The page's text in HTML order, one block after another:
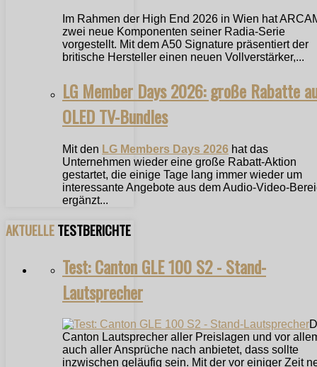
Im Rahmen der High End 2026 in Wien hat
zwei neue Komponenten seiner Radia-Serie
vorgestellt. Mit dem A50 Signature präsentiert der
britische Hersteller einen neuen Vollverstärker,...
LG Member Days 2026: große Rabatte
OLED TV-Bundles
Mit den LG Members Days 2026 hat das
Unternehmen wieder eine große Rabatt-Aktion
gestartet, die einige Tage lang immer wieder um
interessante Angebote aus dem Audio-Video-
ergänzt...
AKTUELLETESTBERICHTE
Test: Canton GLE 100 S2 - Stand-
Lautsprecher
Canton Lautsprecher aller Preislagen und vor
auch aller Ansprüche nach anbietet, dass sollte
inzwischen geläufig sein. Mit der vor einiger Zeit